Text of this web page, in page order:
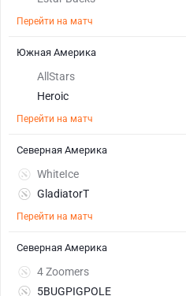
Перейти на матч
AllStars
Heroic
Перейти на матч
Южная Америка
WhiteIce
GladiatorT
Перейти на матч
Северная Америка
4 Zoomers
5BUGPIGPOLE
Северная Америка